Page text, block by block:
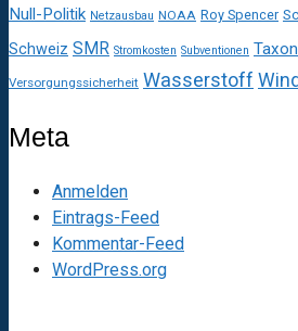
Null-Politik Netzausbau NOAA Roy Spencer
Schweiz SMR Stromkosten Subventionen
Versorgungssicherheit Wasserstoff
Meta
Anmelden
Eintrags-Feed
Kommentar-Feed
WordPress.org